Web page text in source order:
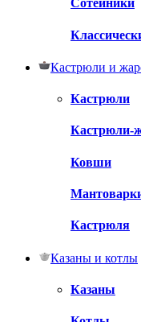
Сотейники
Кастрюли и
Кастрюли
Кастрюли-
Ковши
Кастрюля
Казаны и котлы
Казаны